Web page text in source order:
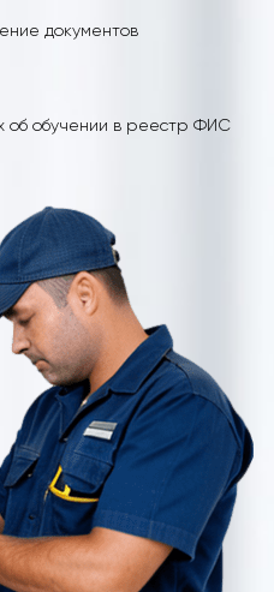
документов
об обучении в реестр ФИС